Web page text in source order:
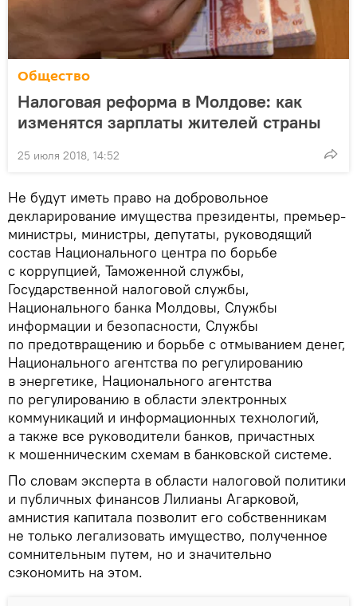
Общество
Налоговая реформа в Молдове: как
изменятся зарплаты жителей страны
25 июля 2018, 14:52
Не будут иметь право на добровольное
декларирование имущества президенты, премьер-
министры, министры, депутаты, руководящий
состав Национального центра по борьбе
с коррупцией, Таможенной службы,
Государственной налоговой службы,
Национального банка Молдовы, Службы
информации и безопасности, Службы
по предотвращению и борьбе с отмыванием денег,
Национального агентства по регулированию
в энергетике, Национального агентства
по регулированию в области электронных
коммуникаций и информационных технологий,
а также все руководители банков, причастных
к мошенническим схемам в банковской системе.
По словам эксперта в области налоговой политики
и публичных финансов Лилианы Агарковой,
амнистия капитала позволит его собственникам
не только легализовать имущество, полученное
сомнительным путем, но и значительно
сэкономить на этом.